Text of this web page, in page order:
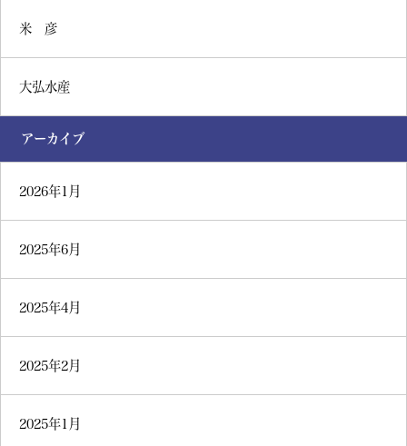
米 彦
大弘水産
アーカイブ
2026年1月
2025年6月
2025年4月
2025年2月
2025年1月